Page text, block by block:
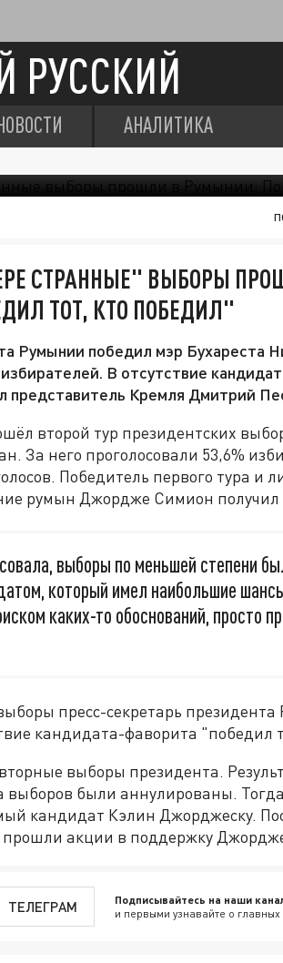
РУССКИЙ
АНАЛИТИКА
СТРАННЫЕ" ВЫБОРЫ
ТОТ, КТО ПОБЕДИЛ"
Румынии победил мэр Бухареста
В отсутствие
представитель Кремля Дмитрий
второй тур президентских
За него проголосовали 53,6%
Победитель первого тура и
румын Джордже Симион получил
выборы по меньшей степени
который имел наибольшие
каких-то обоснований, просто
пресс-секретарь
кандидата-фаворита "победил
выборы президента.
выборов были аннулированы.
кандидат Кэлин Джорджеску.
прошли акции в поддержку
ТЕЛЕГРАМ Подписывайтесь на наши
и первыми узнавайте о